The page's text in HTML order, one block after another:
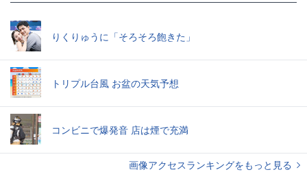
りくりゅうに「そろそろ飽きた」
トリプル台風 お盆の天気予想
コンビニで爆発音 店は煙で充満
画像アクセスランキングをもっと見る